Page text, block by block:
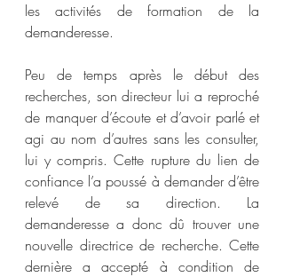
les activités de formation de la
demanderesse.
Peu de temps après le début des
recherches, son directeur lui a reproché
de manquer d’écoute et d’avoir parlé et
agi au nom d’autres sans les consulter,
lui y compris. Cette rupture du lien de
confiance l’a poussé à demander d’être
relevé de sa direction. La
demanderesse a donc dû trouver une
nouvelle directrice de recherche. Cette
dernière a accepté à condition de